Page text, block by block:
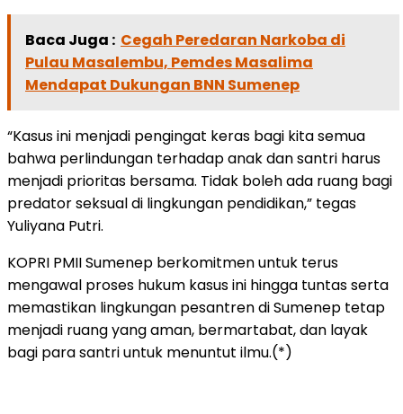
Baca Juga : Cegah Peredaran Narkoba di
Pulau Masalembu, Pemdes Masalima
Mendapat Dukungan BNN Sumenep
“Kasus ini menjadi pengingat keras bagi kita semua
bahwa perlindungan terhadap anak dan santri harus
menjadi prioritas bersama. Tidak boleh ada ruang bagi
predator seksual di lingkungan pendidikan,” tegas
Yuliyana Putri.
KOPRI PMII Sumenep berkomitmen untuk terus
mengawal proses hukum kasus ini hingga tuntas serta
memastikan lingkungan pesantren di Sumenep tetap
menjadi ruang yang aman, bermartabat, dan layak
bagi para santri untuk menuntut ilmu.(*)